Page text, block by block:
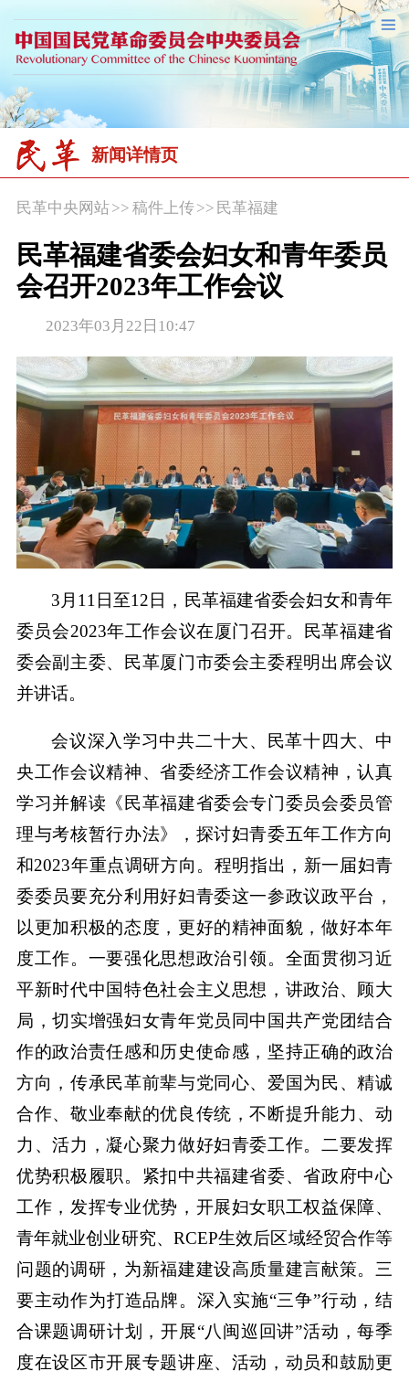
新闻详情页
民革中央网站>> 稿件上传 >> 民革福建
民革福建省委会妇女和青年委员
会召开2023年工作会议
2023年03月22日10:47
3月11日至12日，民革福建省委会妇女和青年
委员会2023年工作会议在厦门召开。民革福建省
委会副主委、民革厦门市委会主委程明出席会议
并讲话。
会议深入学习中共二十大、民革十四大、中
央工作会议精神、省委经济工作会议精神，认真
学习并解读《民革福建省委会专门委员会委员管
理与考核暂行办法》，探讨妇青委五年工作方向
和2023年重点调研方向。程明指出，新一届妇青
委委员要充分利用好妇青委这一参政议政平台，
以更加积极的态度，更好的精神面貌，做好本年
度工作。一要强化思想政治引领。全面贯彻习近
平新时代中国特色社会主义思想，讲政治、顾大
局，切实增强妇女青年党员同中国共产党团结合
作的政治责任感和历史使命感，坚持正确的政治
方向，传承民革前辈与党同心、爱国为民、精诚
合作、敬业奉献的优良传统，不断提升能力、动
力、活力，凝心聚力做好妇青委工作。二要发挥
优势积极履职。紧扣中共福建省委、省政府中心
工作，发挥专业优势，开展妇女职工权益保障、
青年就业创业研究、RCEP生效后区域经贸合作等
问题的调研，为新福建建设高质量建言献策。三
要主动作为打造品牌。深入实施“三争”行动，结
合课题调研计划，开展“八闽巡回讲”活动，每季
度在设区市开展专题讲座、活动，动员和鼓励更